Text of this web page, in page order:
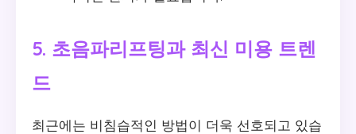
5. 초음파리프팅과 최신 미용 트렌
드
최근에는 비침습적인 방법이 더욱 선호되고 있습